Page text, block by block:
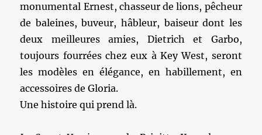
monumental Ernest, chasseur de lions, pêcheur
de baleines, buveur, hâbleur, baiseur dont les
deux meilleures amies, Dietrich et Garbo,
toujours fourrées chez eux à Key West, seront
les modèles en élégance, en habillement, en
accessoires de Gloria.
Une histoire qui prend là.